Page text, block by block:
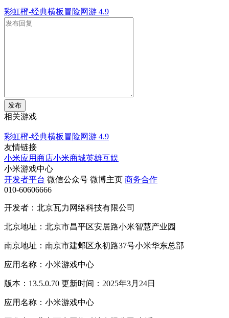
彩虹橙-经典横板冒险网游 4.9
发布
相关游戏
彩虹橙-经典横板冒险网游 4.9
友情链接
小米应用商店小米商城英雄互娱
小米游戏中心
开发者平台 微信公众号 微博主页 商务合作
010-60606666
开发者：北京瓦力网络科技有限公司
北京地址：北京市昌平区安居路小米智慧产业园
南京地址：南京市建邺区永初路37号小米华东总部
应用名称：小米游戏中心
版本：13.5.0.70 更新时间：2025年3月24日
应用名称：小米游戏中心